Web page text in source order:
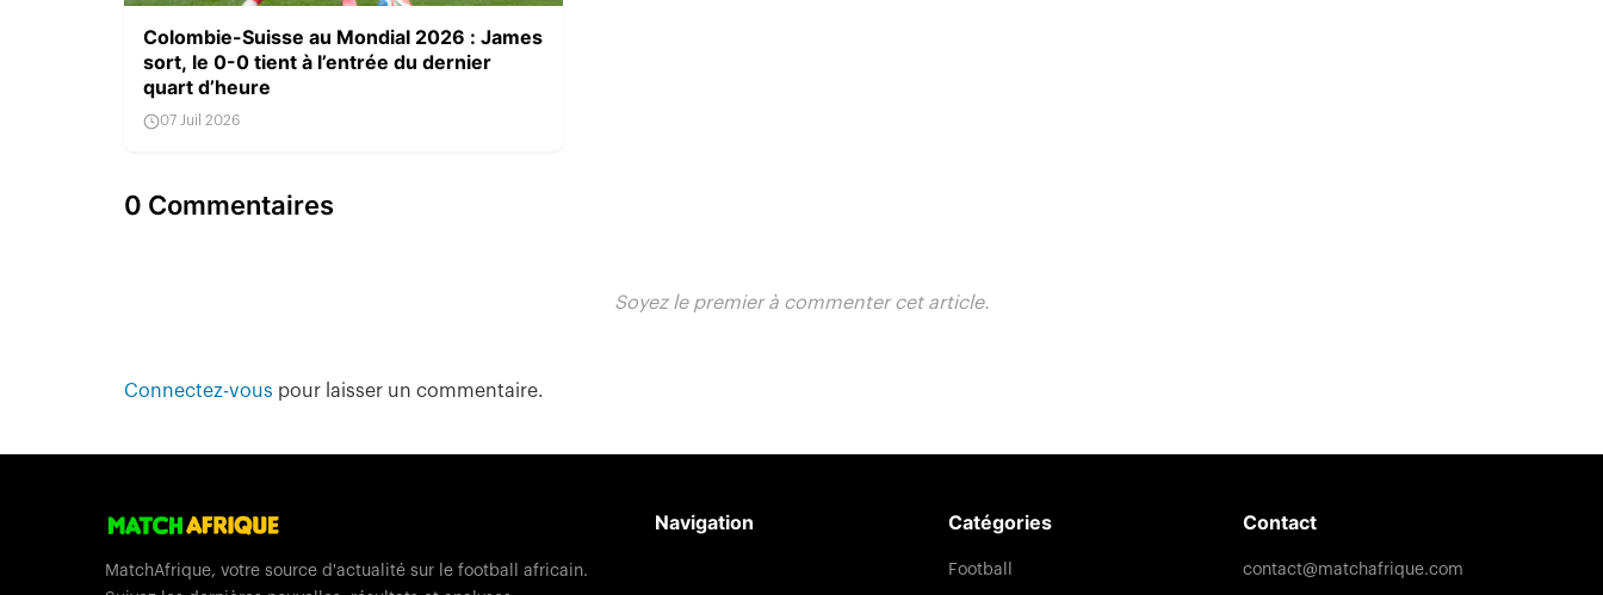
Colombie-Suisse au Mondial 2026 : James
sort, le 0-0 tient à l’entrée du dernier
quart d’heure
07 Juil 2026
0 Commentaires
Soyez le premier à commenter cet article.
Connectez-vous pour laisser un commentaire.
MatchAfrique, votre source d'actualité sur le football africain.
Navigation Catégories
Football
Contact
contact@matchafrique.com